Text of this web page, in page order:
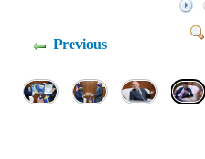
Previous